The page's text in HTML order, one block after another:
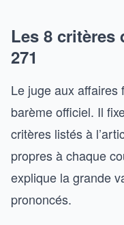
Les 8 critères
271
Le juge aux affaires
barème officiel. Il
critères listés à
propres à chaque
explique la grande
prononcés.